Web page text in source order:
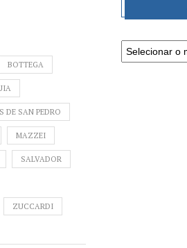
BOTTEGA
DE SAN PEDRO
MAZZEI
SALVADOR
ZUCCARDI